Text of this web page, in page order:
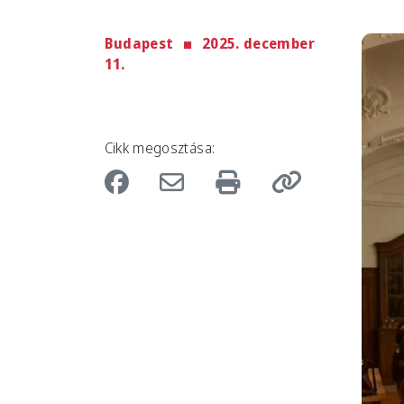
Budapest
2025. december
11.
Cikk megosztása: